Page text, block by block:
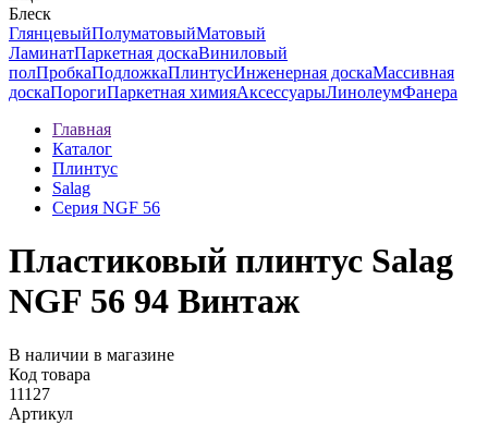
Блеск
ГлянцевыйПолуматовыйМатовый
ЛаминатПаркетная доскаВиниловый
полПробкаПодложкаПлинтусИнженерная доскаМассивная
доскаПорогиПаркетная химияАксессуарыЛинолеумФанера
Главная
Каталог
Плинтус
Salag
Серия NGF 56
Пластиковый плинтус Salag
NGF 56 94 Винтаж
В наличии в магазине
Код товара
11127
Артикул